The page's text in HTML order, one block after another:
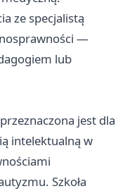
ze specjalistą
—
lub
jest dla
intelektualną w
Szkoła